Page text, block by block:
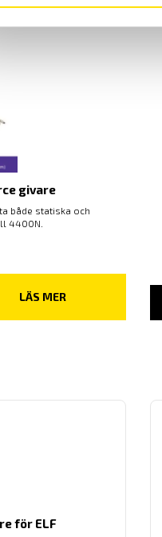
givare
både statiska och
4400N.
LÄS MER
för ELF